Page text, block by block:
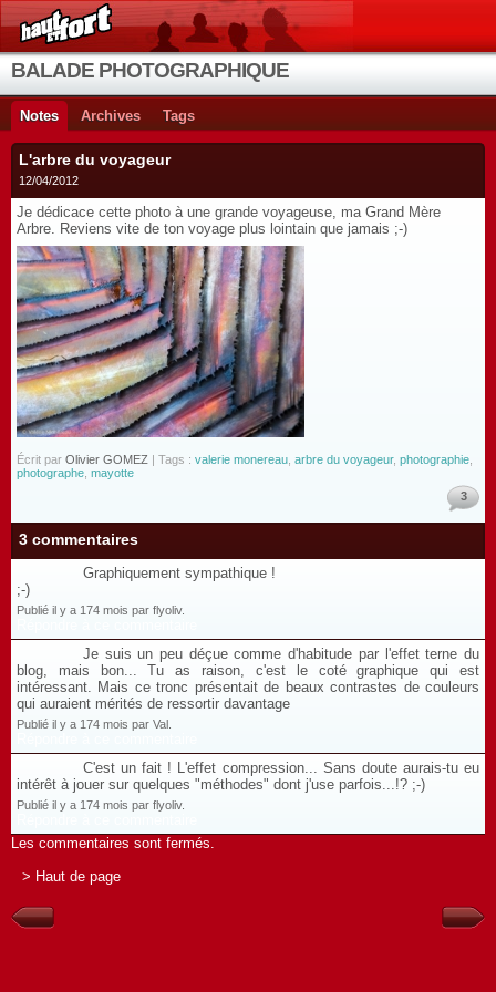
BALADE PHOTOGRAPHIQUE
Notes Archives Tags
L'arbre du voyageur
12/04/2012
Je dédicace cette photo à une grande voyageuse, ma Grand Mère
Arbre. Reviens vite de ton voyage plus lointain que jamais ;-)
Écrit par Olivier GOMEZ | Tags : valerie monereau arbre du voyageur, photographie
photographe mayotte
3
3 commentaires
Graphiquement sympathique !
;-)
Publié il y a 174 mois par flyoliv.
Je suis un peu déçue comme d'habitude par l'effet terne du
blog, mais bon... Tu as raison, c'est le coté graphique qui est
intéressant. Mais ce tronc présentait de beaux contrastes de couleurs
qui auraient mérités de ressortir davantage
Publié il y a 174 mois par Val.
C'est un fait ! L'effet compression... Sans doute aurais-tu eu
intérêt à jouer sur quelques "méthodes" dont j'use parfois...!? ;-)
Publié il y a 174 mois par flyoliv.
Les commentaires sont fermés.
> Haut de page